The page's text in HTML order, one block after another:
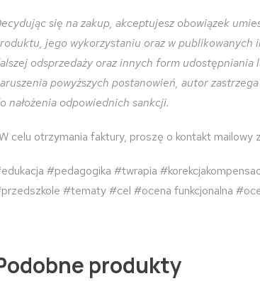
się na zakup, akceptujesz obowiązek
jego wykorzystaniu oraz w publikowanych
odsprzedaży oraz innych form udostępniania
powyższych postanowień, autor
nałożenia odpowiednich sankcji.
celu otrzymania faktury, proszę o kontakt mailowy
#pedagogika #twrapia
#tematy #cel #ocena funkcjonalna
produkty